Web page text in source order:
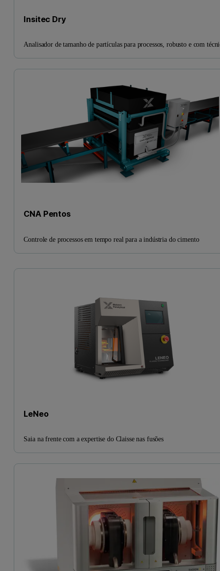
Insitec Dry
Analisador de tamanho de partículas para processos, robusto e com
CNA Pentos
Controle de processos em tempo real para a indústria do cimento
LeNeo
Saia na frente com a expertise do Claisse nas fusões